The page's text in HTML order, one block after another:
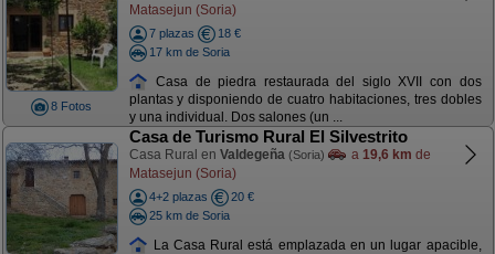
8 Fotos
Matasejun (Soria)
7 plazas
18 €
17 km de Soria
Casa de piedra restaurada del siglo XVII con dos
plantas y disponiendo de cuatro habitaciones, tres dobles
y una individual. Dos salones (un ...
Casa de Turismo Rural El Silvestrito
Casa Rural en Valdegeña (Soria) a 19,6 km de
Matasejun (Soria)
4+2 plazas
20 €
25 km de Soria
La Casa Rural está emplazada en un lugar apacible,